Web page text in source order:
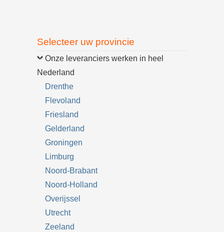
Selecteer uw provincie
Onze leveranciers werken in heel
Nederland
Drenthe
Flevoland
Friesland
Gelderland
Groningen
Limburg
Noord-Brabant
Noord-Holland
Overijssel
Utrecht
Zeeland